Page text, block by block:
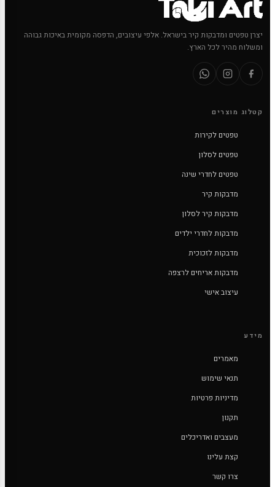
יצרן טפטים ומדבקות קיר בישראל. אלפי עיצובים, הדפסה מקומית באיכות גבוהה
ומשלוח מהיר לכל הארץ.
קטלוג מוצרים
טפטים לקירות
טפטים לסלון
טפטים לחדרי שינה
מדבקות קיר
מדבקות קיר לסלון
מדבקות לחדרי ילדים
מדבקות לזכוכית
מדבקות אריחים לרצפה
עיצוב אישי
מידע
מאמרים
תנאי שימוש
מדיניות פרטיות
תקנון
מעצבים ואדריכלים
קצת עלינו
צרו קשר